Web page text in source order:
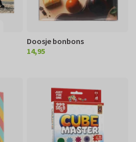
Doosje bonbons
€ 14,95
14,95